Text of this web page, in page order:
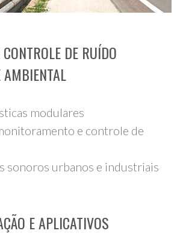
DE RUÍDO
modulares
e controle de
sonoros urbanos e industriais
E APLICATIVOS